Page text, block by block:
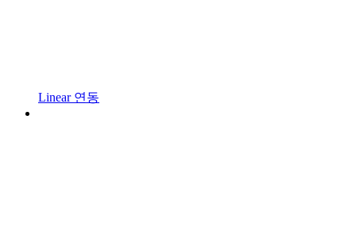
Linear 연동